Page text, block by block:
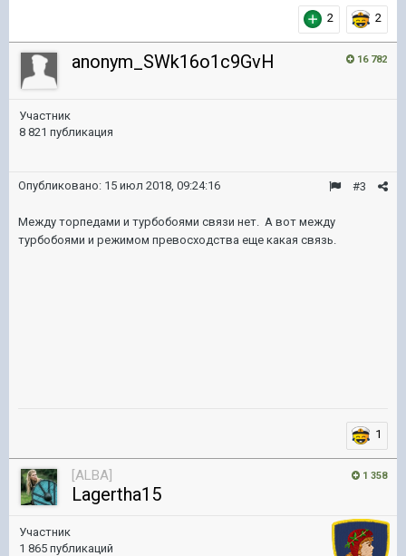
2 2
16 782
anonym_SWk16o1c9GvH
Участник
8 821 публикация
#3
Опубликовано: 15 июл 2018, 09:24:16
Между торпедами и турбобоями связи нет. А вот между
турбобоями и режимом превосходства еще какая связь.
1
1 358
[ALBA]
Lagertha15
Участник
1 865 публикаций